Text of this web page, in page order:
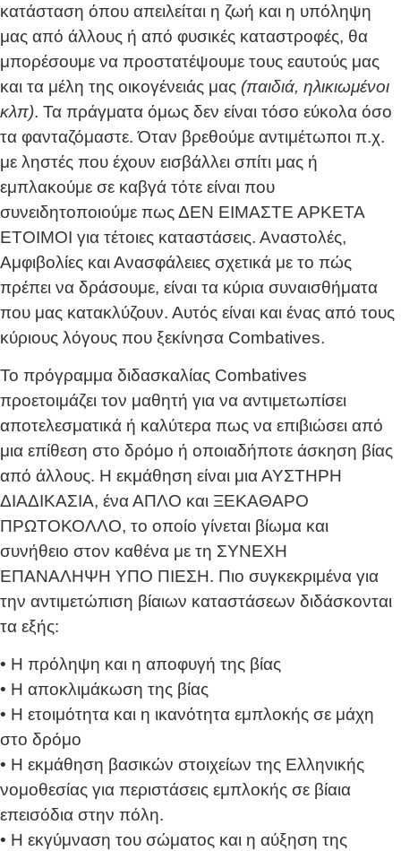
κατάσταση όπου απειλείται η ζωή και η υπόληψη
μας από άλλους ή από φυσικές καταστροφές, θα
μπορέσουμε να προστατέψουμε τους εαυτούς μας
και τα μέλη της οικογένειάς μας (παιδιά, ηλικιωμένοι
κλπ). Τα πράγματα όμως δεν είναι τόσο εύκολα όσο
τα φανταζόμαστε. Όταν βρεθούμε αντιμέτωποι π.χ.
με ληστές που έχουν εισβάλλει σπίτι μας ή
εμπλακούμε σε καβγά τότε είναι που
συνειδητοποιούμε πως ΔΕΝ ΕΙΜΑΣΤΕ ΑΡΚΕΤΑ
ΕΤΟΙΜΟΙ για τέτοιες καταστάσεις. Αναστολές,
Αμφιβολίες και Ανασφάλειες σχετικά με το πώς
πρέπει να δράσουμε, είναι τα κύρια συναισθήματα
που μας κατακλύζουν. Αυτός είναι και ένας από τους
κύριους λόγους που ξεκίνησα Combatives.
Το πρόγραμμα διδασκαλίας Combatives
προετοιμάζει τον μαθητή για να αντιμετωπίσει
αποτελεσματικά ή καλύτερα πως να επιβιώσει από
μια επίθεση στο δρόμο ή οποιαδήποτε άσκηση βίας
από άλλους. Η εκμάθηση είναι μια ΑΥΣΤΗΡΗ
ΔΙΑΔΙΚΑΣΙΑ, ένα ΑΠΛΟ και ΞΕΚΑΘΑΡΟ
ΠΡΩΤΟΚΟΛΛΟ, το οποίο γίνεται βίωμα και
συνήθειο στον καθένα με τη ΣΥΝΕΧΗ
ΕΠΑΝΑΛΗΨΗ ΥΠΟ ΠΙΕΣΗ. Πιο συγκεκριμένα για
την αντιμετώπιση βίαιων καταστάσεων διδάσκονται
τα εξής:
• Η πρόληψη και η αποφυγή της βίας
• Η αποκλιμάκωση της βίας
• Η ετοιμότητα και η ικανότητα εμπλοκής σε μάχη
στο δρόμο
• Η εκμάθηση βασικών στοιχείων της Ελληνικής
νομοθεσίας για περιστάσεις εμπλοκής σε βίαια
επεισόδια στην πόλη.
• Η εκγύμναση του σώματος και η αύξηση της